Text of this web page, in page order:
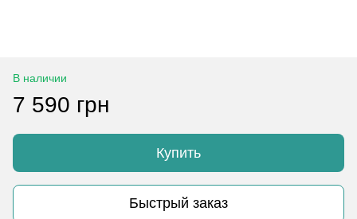
В наличии
7 590 грн
Купить
Быстрый заказ